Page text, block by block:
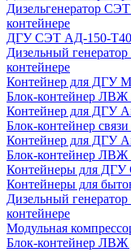
Дизельгенератор
контейнере
ДГУ СЭТ АД-150-
Дизельный
контейнере
Контейнер для ДГУ
Блок-контейнер
Контейнер для ДГУ
Блок-контейнер
Контейнер для ДГУ
Блок-контейнер
Контейнеры для
Контейнеры для
Дизельный
контейнере
Модульная
Блок-контейнер ЛВЖ